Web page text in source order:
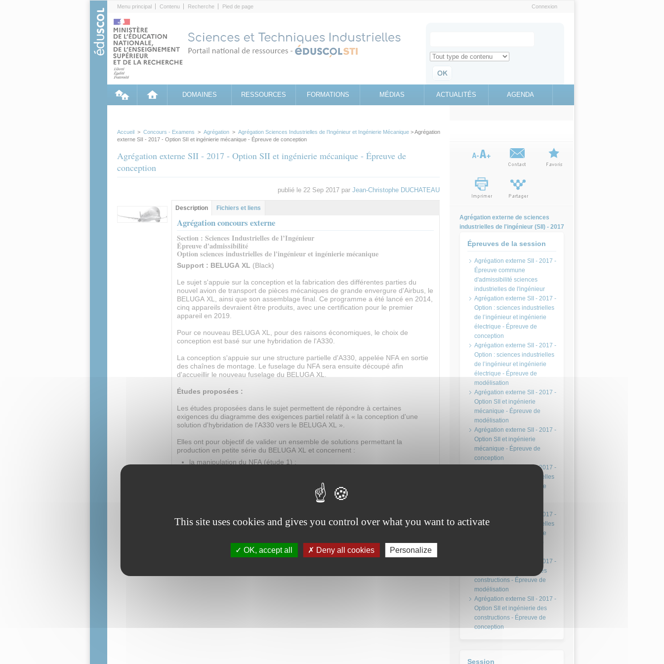
Menu principal Contenu Recherche Pied de page Connexion
Search for
Retrouvez toute l'information sur le site education.gouv.fr
DOMAINES RESSOURCES FORMATIONS MÉDIAS ACTUALITÉS AGENDA
Accueil > Concours - Examens > Agrégation > Agrégation Sciences Industrielles de l’Ingénieur et Ingénierie Mécanique > Agrégation
externe SII - 2017 - Option SII et ingénierie mécanique - Épreuve de conception
Agrégation externe SII - 2017 - Option SII et ingénierie mécanique - Épreuve de
conception
publié le 22 Sep 2017 par Jean-Christophe DUCHATEAU
Groupe principal
Description (onglet
actif)
Fichiers et liens
Agrégation concours externe
Section : Sciences Industrielles de l’Ingénieur
Épreuve d'admissibilité
Option sciences industrielles de l'ingénieur et ingénierie mécanique
Support : BELUGA XL (Black)
Le sujet s'appuie sur la conception et la fabrication des différentes parties du
nouvel avion de transport de pièces mécaniques de grande envergure d'Airbus, le
BELUGA XL, ainsi que son assemblage final. Ce programme a été lancé en 2014,
cinq appareils devraient être produits, avec une certification pour le premier
appareil en 2019.
Pour ce nouveau BELUGA XL, pour des raisons économiques, le choix de
conception est basé sur une hybridation de l'A330.
La conception s'appuie sur une structure partielle d'A330, appelée NFA en sortie
des chaînes de montage. Le fuselage du NFA sera ensuite découpé afin
d'accueillir le nouveau fuselage du BELUGA XL.
Études proposées :
Les études proposées dans le sujet permettent de répondre à certaines
exigences du diagramme des exigences partiel relatif à « la conception d'une
solution d'hybridation de l'A330 vers le BELUGA XL ».
Elles ont pour objectif de valider un ensemble de solutions permettant la
production en petite série du BELUGA XL et concernent :
la manipulation du NFA (étude 1) ;
la mise en position de la structure du NFA sur le site de production (étude 3) ;
la découpe du fuselage du NFA (étude 4).
Agrégation externe de sciences
industrielles de l'ingénieur (SII) - 2017
Épreuves de la session
Agrégation externe SII - 2017 -
Épreuve commune
d'admissibilité sciences
industrielles de l'ingénieur
Agrégation externe SII - 2017 -
Option : sciences industrielles
de l’ingénieur et ingénierie
électrique - Épreuve de
conception
Agrégation externe SII - 2017 -
Option : sciences industrielles
de l’ingénieur et ingénierie
électrique - Épreuve de
modélisation
Agrégation externe SII - 2017 -
Option SII et ingénierie
mécanique - Épreuve de
modélisation
Agrégation externe SII - 2017 -
Option SII et ingénierie
mécanique - Épreuve de
conception
Agrégation externe SII - 2017 -
Option : sciences industrielles
de l’ingénieur et ingénierie
Agrégation externe SII - 2017 -
Option : sciences industrielles
de l’ingénieur et ingénierie
Agrégation externe SII - 2017 -
Option SII et ingénierie des
constructions - Épreuve de
modélisation
Agrégation externe SII - 2017 -
Option SII et ingénierie des
constructions - Épreuve de
conception
Session
This site uses cookies and gives you control over what you want to activate
OK, accept all Deny all cookies Personalize